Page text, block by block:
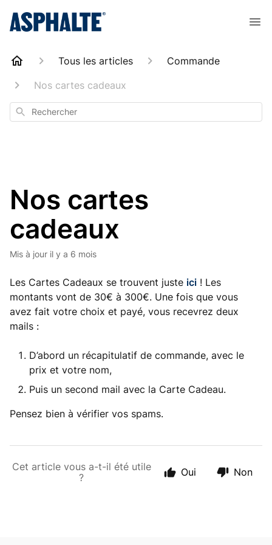
Tous les articles
Commande
Nos cartes cadeaux
Rechercher
Nos cartes
cadeaux
Mis à jour il y a 6 mois
Les Cartes Cadeaux se trouvent juste ici ! Les
montants vont de 30€ à 300€. Une fois que vous
avez fait votre choix et payé, vous recevrez deux
mails :
D’abord un récapitulatif de commande, avec le
prix et votre nom,
Puis un second mail avec la Carte Cadeau.
Pensez bien à vérifier vos spams.
Cet article vous a-t-il été utile
?
Oui Non